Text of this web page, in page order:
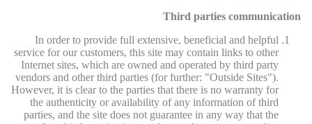
Third parties communication
In order to provide full extensive, beneficial and helpful
service for our customers, this site may contain links to other
Internet sites, which are owned and operated by third party
vendors and other third parties (for further: "Outside Sites").
However, it is clear to the parties that there is no warranty for
the authenticity or availability of any information of third
parties, and the site does not guarantee in any way that the